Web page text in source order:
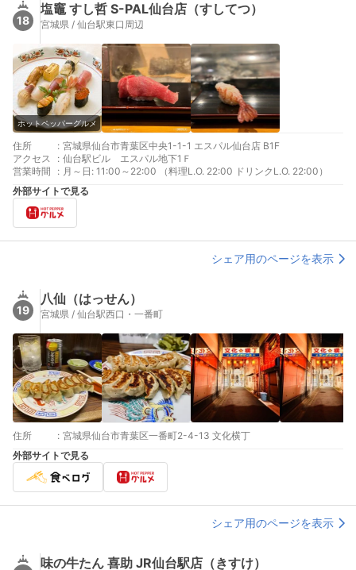
18
塩竈 すし哲 S-PAL仙台店（すしてつ）
宮城県 / 仙台駅東口周辺
ホットペッパーグルメ
住所 : 宮城県仙台市青葉区中央1-1-1 エスパル仙台店 B1F
アクセス
: 仙台駅ビル エスパル地下1Ｆ
営業時間
: 月～日: 11:00～22:00 （料理L.O. 22:00 ドリンクL.O. 22:00）
外部サイトで見る
シェア用のページを表示
19
八仙（はっせん）
宮城県 / 仙台駅西口・一番町
住所 : 宮城県仙台市青葉区一番町2-4-13 文化横丁
外部サイトで見る
シェア用のページを表示
味の牛たん 喜助 JR仙台駅店（きすけ）